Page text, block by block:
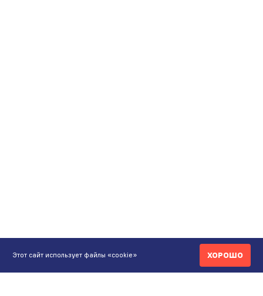
Этот сайт использует файлы «cookie» ХОРОШО